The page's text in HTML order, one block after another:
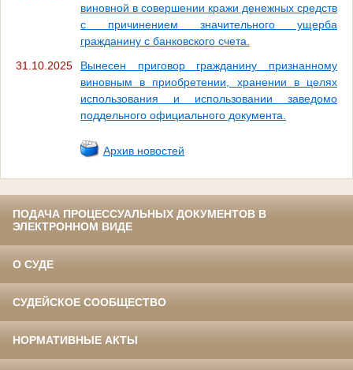
виновной в совершении кражи денежных средств
с причинением значительного ущерба
гражданину с банковского счета.
31.10.2025
Вынесен приговор гражданину признанному
виновным в приобретении, хранении в целях
использования и использовании заведомо
поддельного официального документа.
Архив новостей
ПОДАЧА ПРОЦЕССУАЛЬНЫХ ДОКУМЕНТОВ В
ЭЛЕКТРОННОМ ВИДЕ
О СУДЕ
СУДЕЙСКОЕ СООБЩЕСТВО
НОРМАТИВНЫЕ АКТЫ